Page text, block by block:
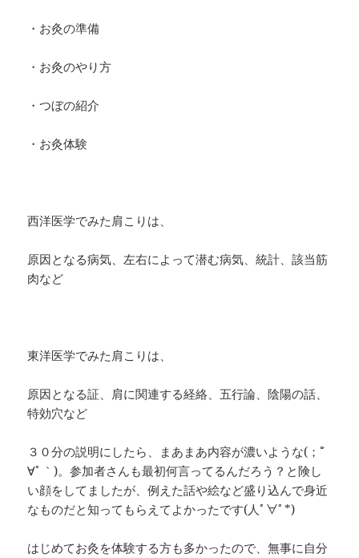
・お灸の準備
・お灸のやり方
・つぼの紹介
・お灸体験
西洋医学でみた肩こりは、
原因となる病気、左右によって潜む病気、統計、該当筋
肉など
東洋医学でみた肩こりは、
原因となる証、肩に関連する経絡、五行論、陰陽の話、
特効穴など
３０分の説明にしたら、まあまあ内容が濃いような(；´ﾟ
∀ﾟ｀)。参加者さんも最初何言ってるんだろう？と険し
い顔をしてましたが、例えた話や絵など盛り込んで身近
なものだと知ってもらえてよかったです(人ﾟ∀ﾟ*)
はじめてお灸を体験する方も多かったので、無事に自分